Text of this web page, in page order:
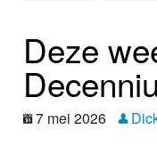
Home
Programma's
Deze
7 mei 2026